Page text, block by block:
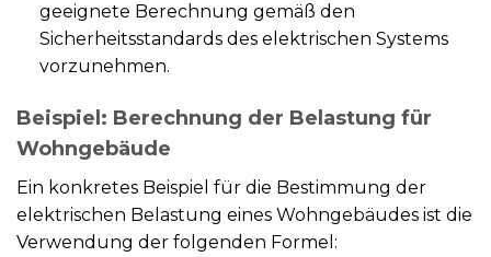
geeignete Berechnung gemäß den
Sicherheitsstandards des elektrischen Systems
vorzunehmen.
Beispiel: Berechnung der Belastung für
Wohngebäude
Ein konkretes Beispiel für die Bestimmung der
elektrischen Belastung eines Wohngebäudes ist die
Verwendung der folgenden Formel: